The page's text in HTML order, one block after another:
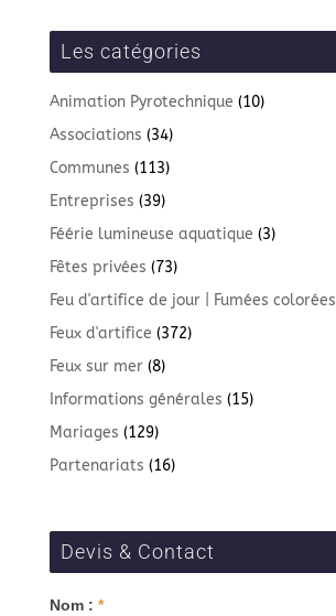
Les catégories
Animation Pyrotechnique (10)
Associations (34)
Communes (113)
Entreprises (39)
Féérie lumineuse aquatique (3)
Fêtes privées (73)
Feu d'artifice de jour | Fumées colorées
Feux d'artifice (372)
Feux sur mer(8)
Informations générales (15)
Mariages (129)
Partenariats (16)
Devis & Contact
Blog
Nom : *